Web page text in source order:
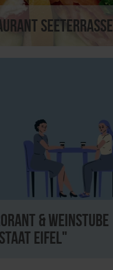
Seeterrasse
& Weinstube
Eifel"